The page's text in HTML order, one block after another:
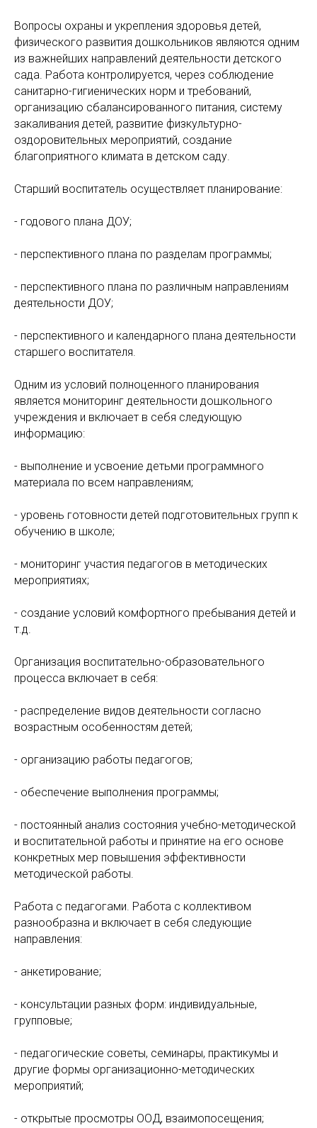
Вопросы охраны и укрепления здоровья детей,
физического развития дошкольников являются одним
из важнейших направлений деятельности детского
сада. Работа контролируется, через соблюдение
санитарно-гигиенических норм и требований,
организацию сбалансированного питания, систему
закаливания детей, развитие физкультурно-
оздоровительных мероприятий, создание
благоприятного климата в детском саду.
Старший воспитатель осуществляет планирование:
- годового плана ДОУ;
- перспективного плана по разделам программы;
- перспективного плана по различным направлениям
деятельности ДОУ;
- перспективного и календарного плана деятельности
старшего воспитателя.
Одним из условий полноценного планирования
является мониторинг деятельности дошкольного
учреждения и включает в себя следующую
информацию:
- выполнение и усвоение детьми программного
материала по всем направлениям;
- уровень готовности детей подготовительных групп к
обучению в школе;
- мониторинг участия педагогов в методических
мероприятиях;
- создание условий комфортного пребывания детей и
т.д.
Организация воспитательно-образовательного
процесса включает в себя:
- распределение видов деятельности согласно
возрастным особенностям детей;
- организацию работы педагогов;
- обеспечение выполнения программы;
- постоянный анализ состояния учебно-методической
и воспитательной работы и принятие на его основе
конкретных мер повышения эффективности
методической работы.
Работа с педагогами. Работа с коллективом
разнообразна и включает в себя следующие
направления:
- анкетирование;
- консультации разных форм: индивидуальные,
групповые;
- педагогические советы, семинары, практикумы и
другие формы организационно-методических
мероприятий;
- открытые просмотры ООД, взаимопосещения;